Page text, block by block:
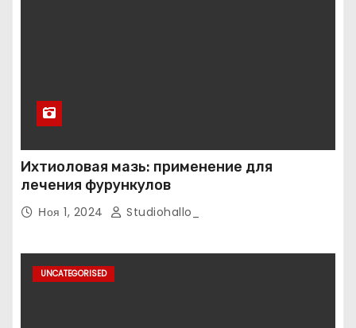
Ихтиоловая мазь: применение для
лечения фурункулов
Ноя 1, 2024 Studiohallo_
UNCATEGORISED